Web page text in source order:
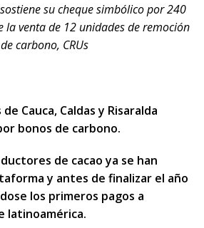
su cheque simbólico por 240
la venta de 12 unidades de remoción
de carbono, CRUs
Cauca, Caldas y Risaralda
bonos de carbono.
de cacao ya se han
y antes de finalizar el año
los primeros pagos a
latinoamérica.